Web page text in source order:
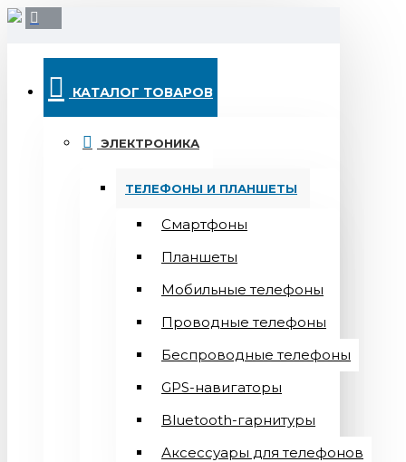
КАТАЛОГ ТОВАРОВ
ЭЛЕКТРОНИКА
ТЕЛЕФОНЫ И ПЛАНШЕТЫ
Смартфоны
Планшеты
Мобильные телефоны
Проводные телефоны
Беспроводные телефоны
GPS-навигаторы
Bluetooth-гарнитуры
Аксессуары для телефонов